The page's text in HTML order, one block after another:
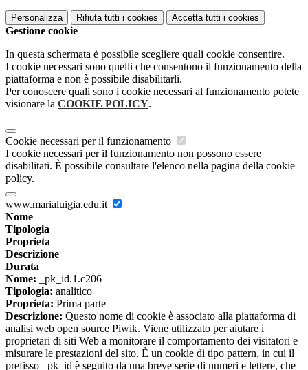
Personalizza Rifiuta tutti i cookies Accetta tutti i cookies
Gestione cookie
In questa schermata è possibile scegliere quali cookie consentire.
I cookie necessari sono quelli che consentono il funzionamento della
piattaforma e non è possibile disabilitarli.
Per conoscere quali sono i cookie necessari al funzionamento potete
visionare la COOKIE POLICY.
Cookie necessari per il funzionamento
I cookie necessari per il funzionamento non possono essere
disabilitati. È possibile consultare l'elenco nella pagina della cookie
policy.
www.marialuigia.edu.it
Nome
Tipologia
Proprieta
Descrizione
Durata
Nome: _pk_id.1.c206
Tipologia: analitico
Proprieta: Prima parte
Descrizione: Questo nome di cookie è associato alla piattaforma di
analisi web open source Piwik. Viene utilizzato per aiutare i
proprietari di siti Web a monitorare il comportamento dei visitatori e
misurare le prestazioni del sito. È un cookie di tipo pattern, in cui il
prefisso _pk_id è seguito da una breve serie di numeri e lettere, che